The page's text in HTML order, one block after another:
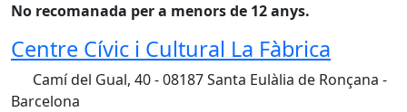
No recomanada per a menors de 12 anys.
Centre Cívic i Cultural La Fàbrica
Camí del Gual, 40 - 08187 Santa Eulàlia de Ronçana -
Barcelona